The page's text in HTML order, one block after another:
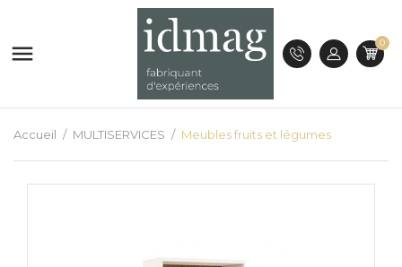
 0
Accueil MULTISERVICES Meubles fruits et légumes